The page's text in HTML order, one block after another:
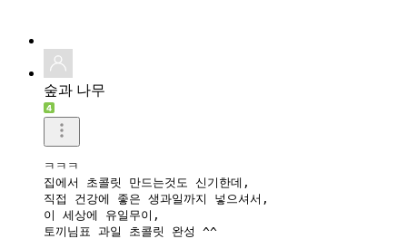
숲과 나무
ㅋㅋㅋ
집에서 초콜릿 만드는것도 신기한데,
직접 건강에 좋은 생과일까지 넣으셔서,
이 세상에 유일무이,
토끼님표 과일 초콜릿 완성 ^^